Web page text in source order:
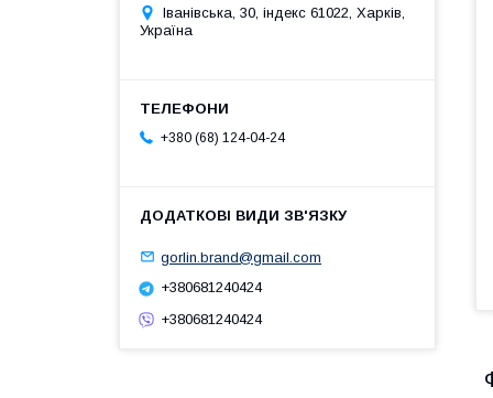
Іванівська, 30, індекс 61022, Харків,
Україна
+380 (68) 124-04-24
gorlin.brand@gmail.com
+380681240424
+380681240424